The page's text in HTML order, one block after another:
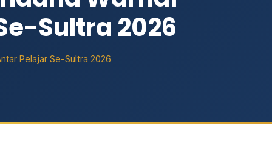
Sultra 2026
Pelajar Se-Sultra 2026